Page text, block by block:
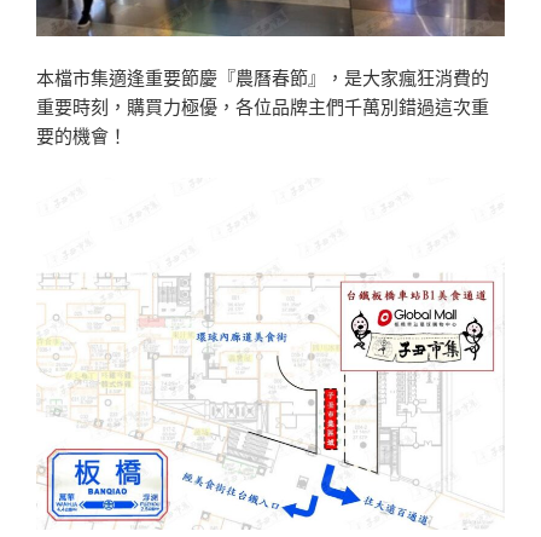
本檔市集適逢重要節慶『農曆春節』，是大家瘋狂消費的
重要時刻，購買力極優，各位品牌主們千萬別錯過這次重
要的機會！